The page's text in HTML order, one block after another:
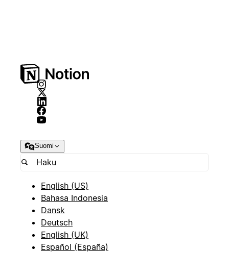
Suomi
English (US)
Bahasa Indonesia
Dansk
Deutsch
English (UK)
Español (España)